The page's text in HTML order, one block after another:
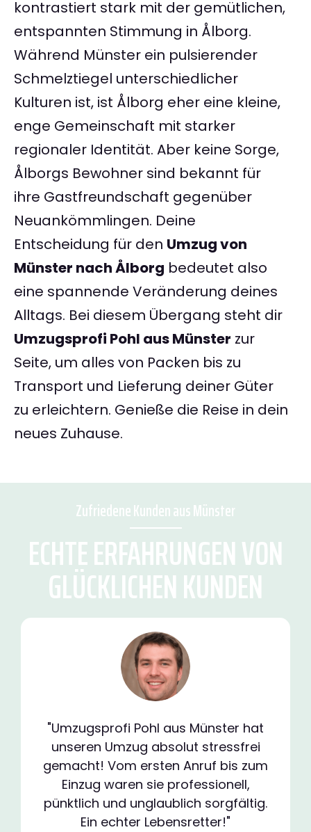
kontrastiert stark mit der gemütlichen,
entspannten Stimmung in Ålborg.
Während Münster ein pulsierender
Schmelztiegel unterschiedlicher
Kulturen ist, ist Ålborg eher eine kleine,
enge Gemeinschaft mit starker
regionaler Identität. Aber keine Sorge,
Ålborgs Bewohner sind bekannt für
ihre Gastfreundschaft gegenüber
Neuankömmlingen. Deine
Entscheidung für den Umzug von
Münster nach Ålborg bedeutet also
eine spannende Veränderung deines
Alltags. Bei diesem Übergang steht dir
Umzugsprofi Pohl aus Münster zur
Seite, um alles von Packen bis zu
Transport und Lieferung deiner Güter
zu erleichtern. Genieße die Reise in dein
neues Zuhause.
Zufriedene Kunden aus Münster
ECHTE ERFAHRUNGEN VON
GLÜCKLICHEN KUNDEN
"Umzugsprofi Pohl aus Münster hat
unseren Umzug absolut stressfrei
gemacht! Vom ersten Anruf bis zum
Einzug waren sie professionell,
pünktlich und unglaublich sorgfältig.
Ein echter Lebensretter!"